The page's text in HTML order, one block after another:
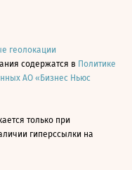
геолокации
содержатся в Политике
АО «Бизнес Ньюс
только при
гиперссылки на